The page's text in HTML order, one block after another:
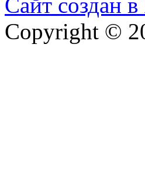
Сайт создан
Copyright ©